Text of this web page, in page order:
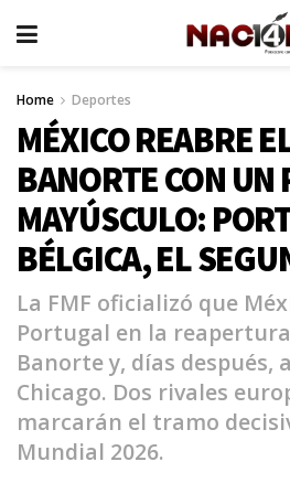
Home Deportes
MÉXICO REABRE
BANORTE CON UN
MAYÚSCULO:
BÉLGICA, EL
La FMF oficializó que
Portugal en la
Banorte y, días después,
Chicago. Dos rivales
marcarán el tramo
Mundial 2026.